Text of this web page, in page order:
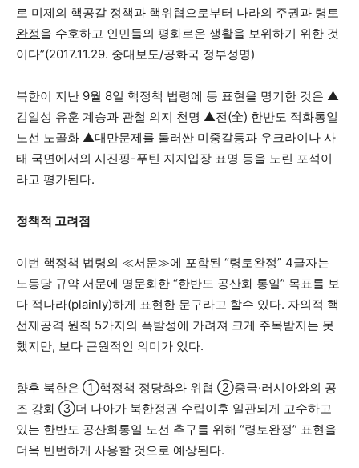
로 미제의 핵공갈 정책과 핵위협으로부터 나라의 주권과 령토
완정을 수호하고 인민들의 평화로운 생활을 보위하기 위한 것
이다”(2017.11.29. 중대보도/공화국 정부성명)
북한이 지난 9월 8일 핵정책 법령에 동 표현을 명기한 것은 ▲
김일성 유훈 계승과 관철 의지 천명 ▲전(全) 한반도 적화통일
노선 노골화 ▲대만문제를 둘러싼 미중갈등과 우크라이나 사
태 국면에서의 시진핑-푸틴 지지입장 표명 등을 노린 포석이
라고 평가된다.
정책적 고려점
이번 핵정책 법령의 ≪서문≫에 포함된 “령토완정” 4글자는
노동당 규약 서문에 명문화한 “한반도 공산화 통일” 목표를 보
다 적나라(plainly)하게 표현한 문구라고 할수 있다. 자의적 핵
선제공격 원칙 5가지의 폭발성에 가려져 크게 주목받지는 못
했지만, 보다 근원적인 의미가 있다.
향후 북한은 ①핵정책 정당화와 위협 ②중국·러시아와의 공
조 강화 ③더 나아가 북한정권 수립이후 일관되게 고수하고
있는 한반도 공산화통일 노선 추구를 위해 “령토완정” 표현을
더욱 빈번하게 사용할 것으로 예상된다.